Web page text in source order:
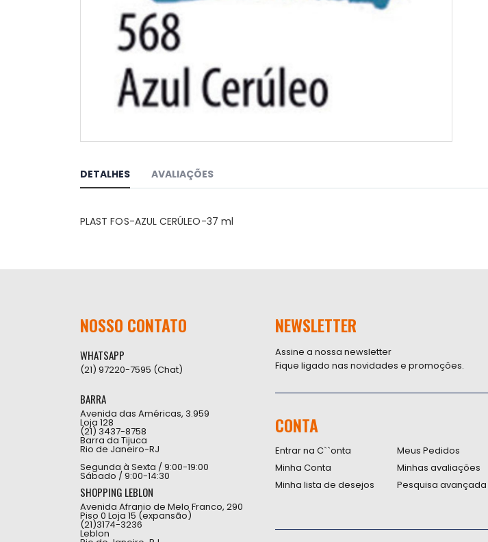
o
início
de
DETALHES
PLAST FOS-AZUL CERÚLEO-37 ml
AVALIAÇÕES
NOSSO CONTATO
WHATSAPP
(21) 97220-7595 (Chat)
BARRA
Avenida das Américas, 3.959
Loja 128
(21) 3437-8758
Barra da Tijuca
Rio de Janeiro-RJ
Segunda à Sexta / 9:00-19:00
Sábado / 9:00-14:30
SHOPPING LEBLON
Avenida Afranio de Melo Franco, 290
Piso 0 Loja 15 (expansão)
(21)3174-3236
Leblon
NEWSLETTER
Assine a nossa newsletter
Fique ligado nas novidades e promoções.
CONTA
Entrar na C``onta
Minha Conta
Minha lista de desejos
Meus Pedidos
Minhas avaliações
Pesquisa avançada